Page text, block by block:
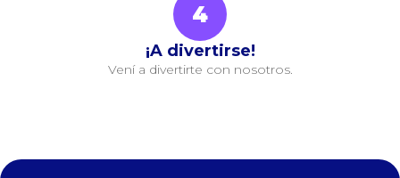
4
¡A divertirse!
Vení a divertirte con nosotros.